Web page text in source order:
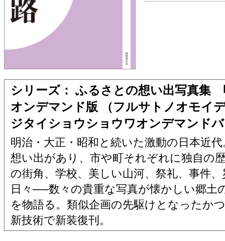
シリーズ： ふるさとの想い出写真
オンデマンド版 （フルサトノオモイ
ジタイショウショウワオンデマンド
明治・大正・昭和と続いた激動の日本近
想い出があり、市や町それぞれに独自の
の街角、学校、美しい山河、祭礼、事件
日々──数々の貴重な写真が懐かしい郷土
を物語る。類似企画の先駆けとなったか
新技術で新装復刊。